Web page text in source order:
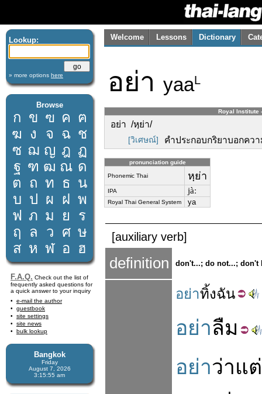
Lookup:
» more options here
Browse
ก ข ฃ ค ฅ
ฆ ง จ ฉ ช
ซ ฌ ญ ฎ ฏ
ฐ ฑ ฒ ณ ด
ต ถ ท ธ น
บ ป ผ ฝ พ
ฟ ภ ม ย
ร
ฤ
ล ว ศ ษ
ส ห ฬ อ ฮ
F.A.Q. Check out the list of
frequently asked questions for
a quick answer to your inquiry
e-mail the author
guestbook
site settings
site news
bulk lookup
Bangkok
Friday
August 7, 2026
3:15:56 am
Welcome Lessons Dictionary
อย่า yaaL
Royal Institute
อย่า /หฺย่า/
[วิเศษณ์] คำประกอบกริยาบอกคว
pronunciation guide
Phonemic Thai หฺย่า
IPA jàː
Royal Thai General System ya
[auxiliary verb]
definition don't...; do not...; don't
อย่าทิ้งฉัน
อย่าลืม
อย่าว่าแต่